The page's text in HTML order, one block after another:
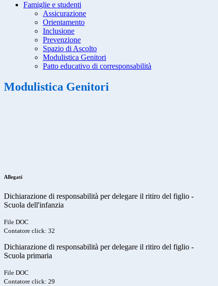
Famiglie e studenti
Assicurazione
Orientamento
Inclusione
Prevenzione
Spazio di Ascolto
Modulistica Genitori
Patto educativo di corresponsabilità
Modulistica Genitori
Allegati
Dichiarazione di responsabilità per delegare il ritiro del figlio -
Scuola dell'infanzia
File DOC
Contatore click: 32
Dichiarazione di responsabilità per delegare il ritiro del figlio -
Scuola primaria
File DOC
Contatore click: 29